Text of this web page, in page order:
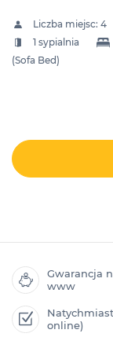
Liczba miejsc: 4
1 sypialnia
(Sofa Bed)
Gwarancja
www
online)